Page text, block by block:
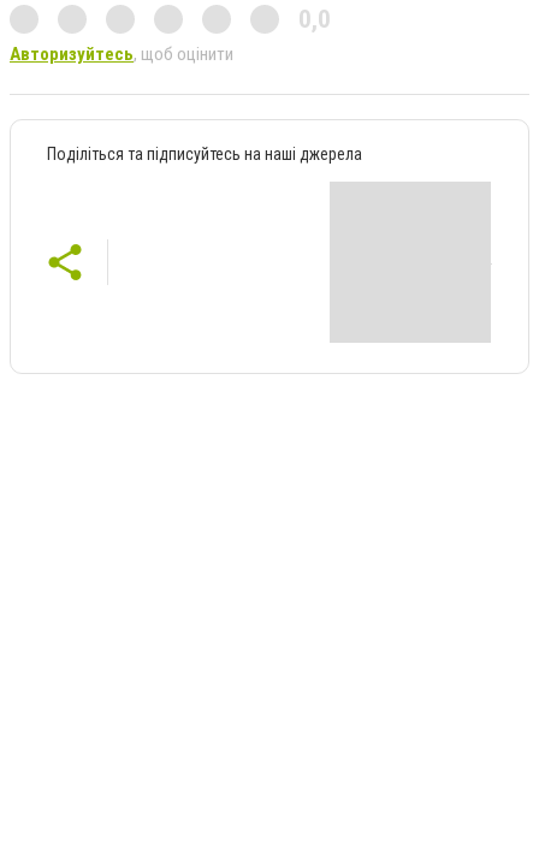
0,0
Авторизуйтесь, щоб оцінити
Поділіться та підписуйтесь на наші джерела